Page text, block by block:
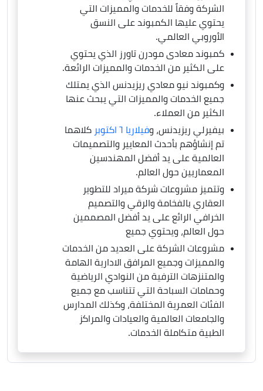
الشركة وفقاً للخدمات والمميزات التي
يحتوي عليها الكمبوند على النسق
الأوروبي العالمي.
كمبوند معادى مودرن تاورز الذي يحتوي
على الكثير من الخدمات والمميزات الرائعة.
وكمبوند نيو معادي ريزيدنس الذي يمتلك
جميع الخدمات والمميزات التي يبحث عنها
الكثير من العملاء.
بيفيرلي ريزيدنس، وفيلاريا ٦ اكتوبر
كلاهما
تم إنشاؤهم بأحدث المعايير والتصميمات
العالمية على يد أفضل المهندسين
المعماريين حول العالم.
وتتميز مشروعات شركة ميراد للتطوير
العقاري بالفخامة والرقي والتصميم
الخرافي الرائع على يد أفضل المصممين
حول العالم، ويحتوي جميع
مشروعات الشركة على العديد من الخدمات
والمميزات وجميع المرافق الادارية الهامة
والمتنزهات الترفية من النوادي الرياضية
وحمامات السباحة التي تتناسب مع جميع
الفئات العمرية المختلفة، وكذلك المدارس
والجامعات العالمية والعيادات والمراكز
الطبية متكاملة الخدمات.